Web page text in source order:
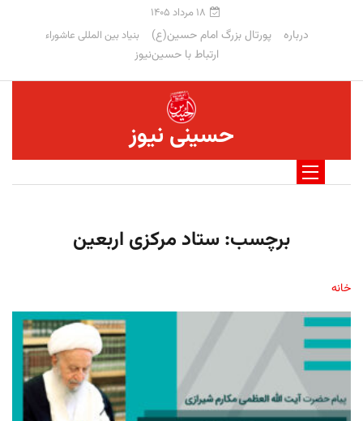
۱۸ مرداد ۱۴۰۵
درباره پورتال بزرگ امام حسین(ع) بنیاد بین المللی عاشوراء
ارتباط با حسین‌نیوز
حسینی نیوز
برچسب:ستاد مرکزی اربعین
خانه